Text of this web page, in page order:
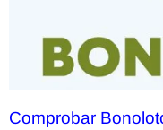
Comprobar